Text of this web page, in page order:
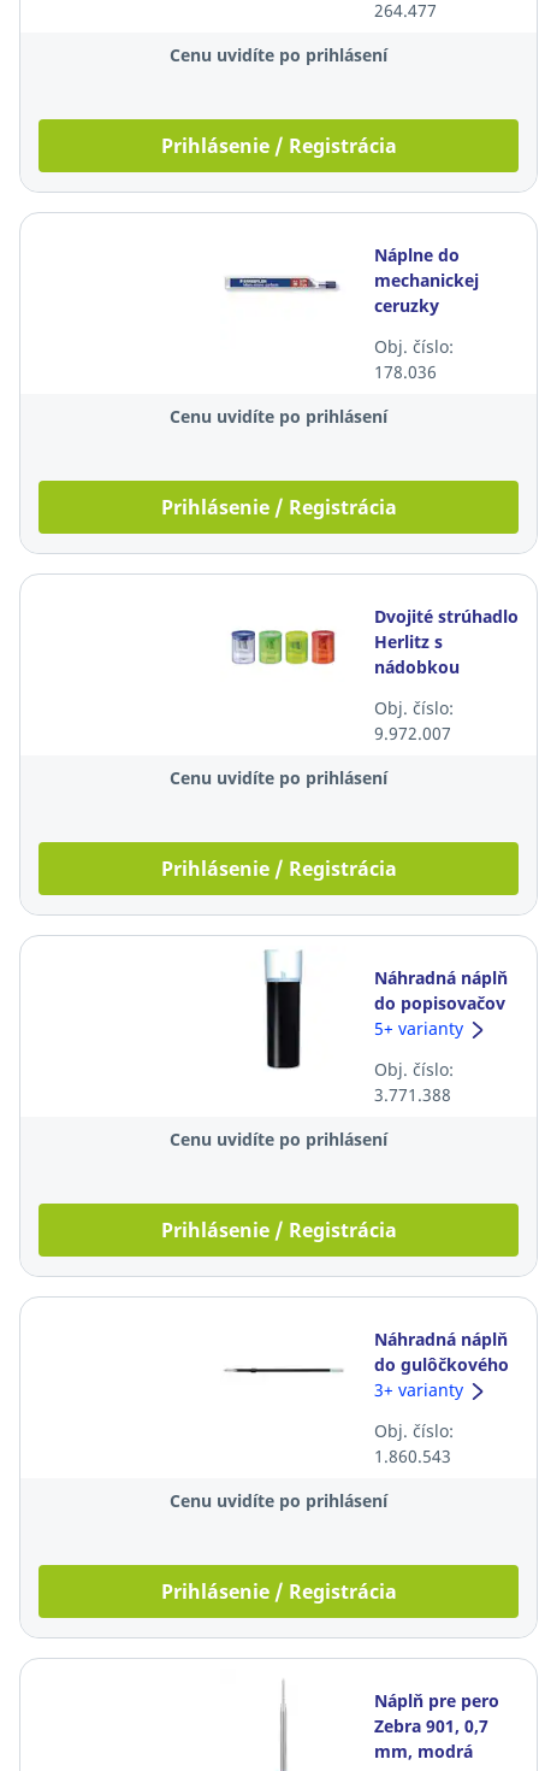
264.477
Cenu uvidíte po prihlásení
Prihlásenie / Registrácia
Náplne do
mechanickej
ceruzky
mm, 2B, 12
ks/bal
Obj. číslo:
178.036
Cenu uvidíte po prihlásení
Prihlásenie / Registrácia
Dvojité strúhadlo
Herlitz s
nádobkou
Obj. číslo:
9.972.007
Cenu uvidíte po prihlásení
Prihlásenie / Registrácia
Náhradná náplň
do popisovačov
Pilot Begreen V-
čierna
5+ varianty
Obj. číslo:
3.771.388
Cenu uvidíte po prihlásení
Prihlásenie / Registrácia
Náhradná náplň
do gulôčkového
pera Pilot
modrá
3+ varianty
Obj. číslo:
1.860.543
Cenu uvidíte po prihlásení
Prihlásenie / Registrácia
Náplň pre pero
Zebra 901, 0,7
mm, modrá